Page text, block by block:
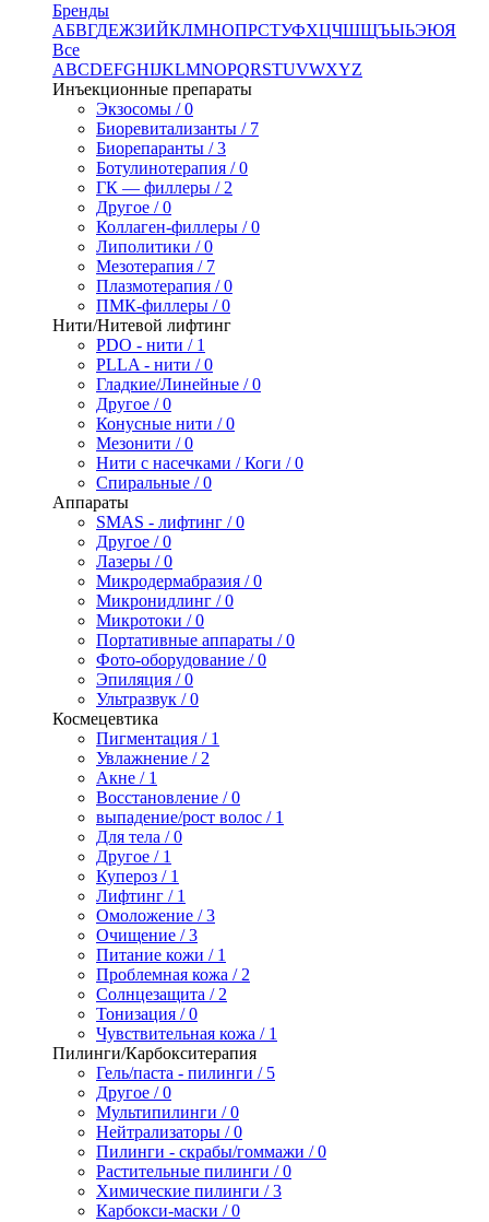
Бренды
АБВГДЕЖЗИЙКЛМНОПРСТУФХЦЧШЩЪЫЬЭЮЯ
Все
ABCDEFGHIJKLMNOPQRSTUVWXYZ
Инъекционные препараты
Экзосомы / 0
Биоревитализанты / 7
Биорепаранты / 3
Ботулинотерапия / 0
ГК — филлеры / 2
Другое / 0
Коллаген-филлеры / 0
Липолитики / 0
Мезотерапия / 7
Плазмотерапия / 0
ПМК-филлеры / 0
Нити/Нитевой лифтинг
PDO - нити / 1
PLLA - нити / 0
Гладкие/Линейные / 0
Другое / 0
Конусные нити / 0
Мезонити / 0
Нити с насечками / Коги / 0
Спиральные / 0
Аппараты
SMAS - лифтинг / 0
Другое / 0
Лазеры / 0
Микродермабразия / 0
Микронидлинг / 0
Микротоки / 0
Портативные аппараты / 0
Фото-оборудование / 0
Эпиляция / 0
Ультразвук / 0
Космецевтика
Пигментация / 1
Увлажнение / 2
Акне / 1
Восстановление / 0
выпадение/рост волос / 1
Для тела / 0
Другое / 1
Купероз / 1
Лифтинг / 1
Омоложение / 3
Очищение / 3
Питание кожи / 1
Проблемная кожа / 2
Солнцезащита / 2
Тонизация / 0
Чувствительная кожа / 1
Пилинги/Карбокситерапия
Гель/паста - пилинги / 5
Другое / 0
Мультипилинги / 0
Нейтрализаторы / 0
Пилинги - скрабы/гоммажи / 0
Растительные пилинги / 0
Химические пилинги / 3
Карбокси-маски / 0